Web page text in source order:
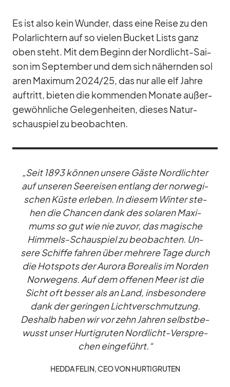
Es ist also kein Wun­der, dass eine Reise zu den
Po­lar­lich­tern auf so vie­len Bu­cket Lists ganz
oben steht. Mit dem Be­ginn der Nord­licht-Sai­
son im Sep­tem­ber und dem sich nä­hern­den so­l
a­ren Ma­xi­mum 2024/​25, das nur alle elf Jahre
auf­tritt, bie­ten die kom­men­den Mo­nate au­ßer­
ge­wöhn­li­che Ge­le­gen­hei­ten, die­ses Na­tur­
schau­spiel zu be­ob­ach­ten.
„Seit 1893 kön­nen un­sere Gäste Nord­lich­ter
auf un­se­ren See­rei­sen ent­lang der nor­we­gi­
schen Küste er­le­ben. In die­sem Win­ter ste­
hen die Chan­cen dank des so­la­ren Ma­xi­
mums so gut wie nie zu­vor, das ma­gi­sche
Him­mels-Schau­spiel zu be­ob­ach­ten. Un­
sere Schiffe fah­ren über meh­rere Tage durch
die Hot­spots der Au­rora Bo­rea­lis im Nor­den
Nor­we­gens. Auf dem of­fe­nen Meer ist die
Sicht oft bes­ser als an Land, ins­be­son­dere
dank der ge­rin­gen Licht­ver­schmut­zung.
Des­halb ha­ben wir vor zehn Jah­ren selbst­be­
wusst un­ser Hur­tig­ru­ten Nord­licht-Ver­spre­
chen ein­ge­führt.“
HEDDA FE­LIN, CEO VON HUR­TIG­RU­TEN